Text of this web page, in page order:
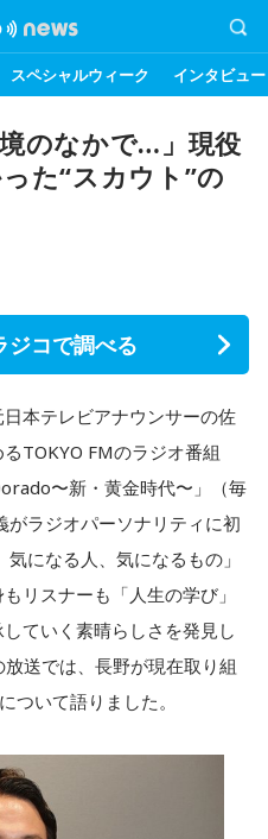
スペシャルウィーク インタビュー
のなかで…」現役
た“スカウト”の
ジコで調べる
本テレビアナウンサーの佐
TOKYO FMのラジオ番組
〜新・黄金時代〜」（毎
ラジオパーソナリティに初
になる人、気になるもの」
リスナーも「人生の学び」
ていく素晴らしさを発見し
送では、長野が現在取り組
ついて語りました。